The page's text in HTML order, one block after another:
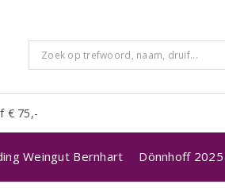
€ 75,-
Weingut Bernhart Dönnhoff 2025